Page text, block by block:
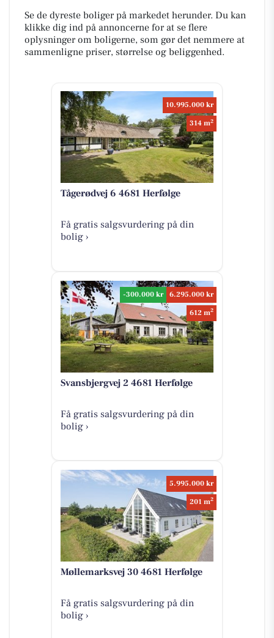
Se de dyreste boliger på markedet herunder. Du kan
klikke dig ind på annoncerne for at se flere
oplysninger om boligerne, som gør det nemmere at
sammenligne priser, størrelse og beliggenhed.
10.995.000 kr
314 m2
Tågerødvej 6 4681 Herfølge
Få gratis salgsvurdering på din
bolig ›
-300.000 kr
6.295.000 kr
612 m2
Svansbjergvej 2 4681 Herfølge
Få gratis salgsvurdering på din
bolig ›
5.995.000 kr
201 m2
Møllemarksvej 30 4681 Herfølge
Få gratis salgsvurdering på din
bolig ›